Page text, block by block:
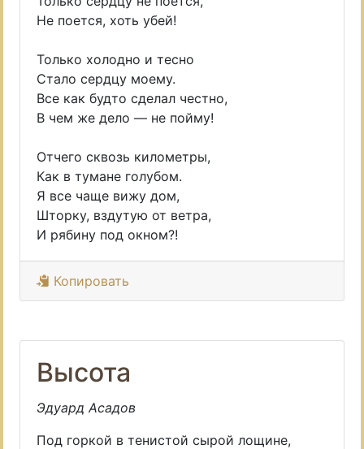
Не поется, хоть убей!
Только холодно и тесно
Стало сердцу моему.
Все как будто сделал честно,
В чем же дело — не пойму!
Отчего сквозь километры,
Как в тумане голубом.
Я все чаще вижу дом,
Шторку, вздутую от ветра,
И рябину под окном?!
Копировать
Высота
Эдуард Асадов
Под горкой в тенистой сырой лощине,